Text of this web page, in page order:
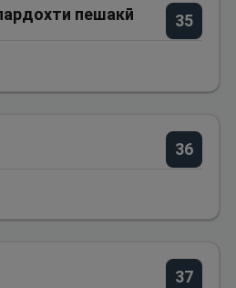
35
пешакӣ
36
37